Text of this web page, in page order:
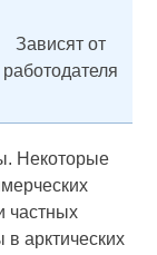
Зависят от
работодателя
Некоторые
частных
арктических